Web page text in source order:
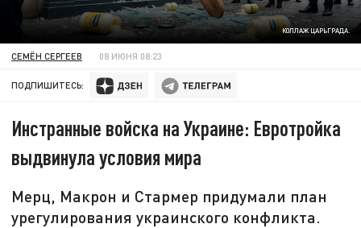
КОЛЛАЖ ЦАРЬГРАДА.
СЕМЁН СЕРГЕЕВ 08 ИЮНЯ 08:23
ПОДПИШИТЕСЬ:
Инстранные войска на Украине: Евротройка
выдвинула условия мира
Мерц, Макрон и Стармер придумали план
урегулирования украинского конфликта.